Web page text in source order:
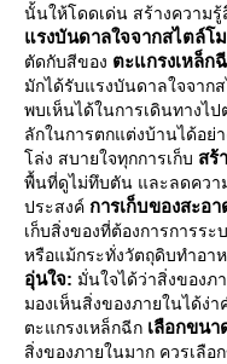
นั้นให้โดดเด่น สร้างความ
รงบันดาลใจจากสไตล์โม
ตัดกับสีของ ตะแกรงเหล็ก
มักได้รับแรงบันดาลใจจาก
พบเห็นได้ในการเดินทางไ
ลักในการตกแต่งบ้านได้อย่
ล่ง สบายใจทุกการเก็บ สร้
พื้นที่ดูไม่ทึบตัน และลดความ
ประสงค์ การเก็บของสะอ
เก็บสิ่งของที่ต้องการการร
หรือแม้กระทั่งวัตถุดิบทำอา
อุ่นใจ: มั่นใจได้ว่าสิ่งของภ
มองเห็นสิ่งของภายในได้ง่
ตะแกรงเหล็กฉีก เลือกขนา
สิ่งของภายในมาก ควรเลื